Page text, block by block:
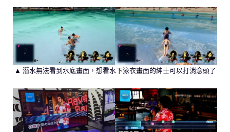
▲ 潛水無法看到水底畫面，想看水下泳衣畫面的紳士可以打消念頭了